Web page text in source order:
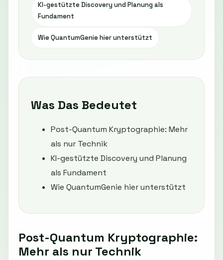
KI-gestützte Discovery und Planung als
Fundament
Wie QuantumGenie hier unterstützt
Was Das Bedeutet
Post-Quantum Kryptographie: Mehr
als nur Technik
KI-gestützte Discovery und Planung
als Fundament
Wie QuantumGenie hier unterstützt
Post-Quantum Kryptographie:
Mehr als nur Technik